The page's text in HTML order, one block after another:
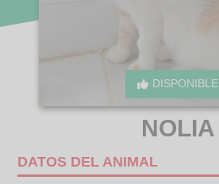
DISPONIBLE
NOLIA
DATOS DEL ANIMAL